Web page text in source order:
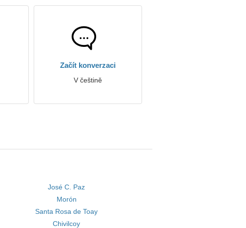
Začít konverzaci
V češtině
José C. Paz
Morón
Santa Rosa de Toay
Chivilcoy